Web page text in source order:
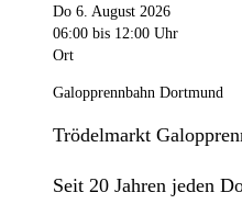
Do 6. August 2026
06:00 bis 12:00 Uhr
Ort
Galopprennbahn Dortmund
Trödelmarkt
Seit 20 Jahren jeden